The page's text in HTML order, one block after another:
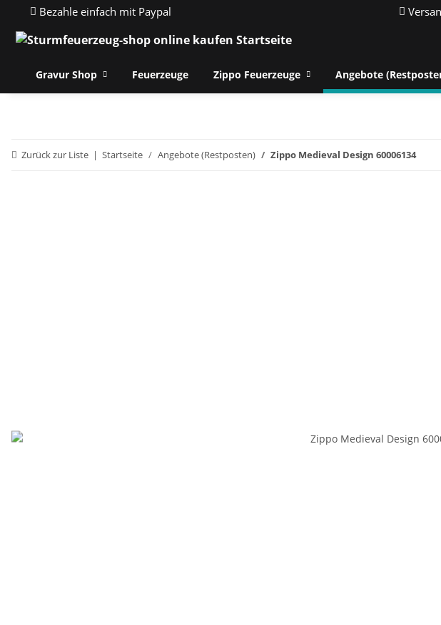
Bezahle einfach mit Paypal
Gravur Shop Feuerzeuge Zippo Feuerzeuge Angebote
Zurück zur Liste Startseite Angebote (Restposten) Zippo Medieval Design 60006134